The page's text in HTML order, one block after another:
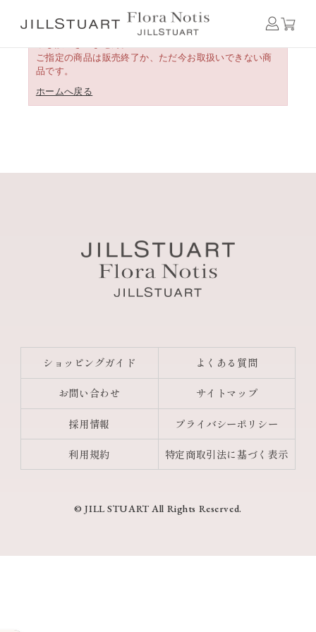
ご指定の商品は販売終了か、ただ今お取扱いできない商
品です。
ホームへ戻る
ショッピングガイド よくある質問
お問い合わせ サイトマップ
採用情報 プライバシーポリシー
利用規約 特定商取引法に基づく表示
© JILL STUART All Rights Reserved.